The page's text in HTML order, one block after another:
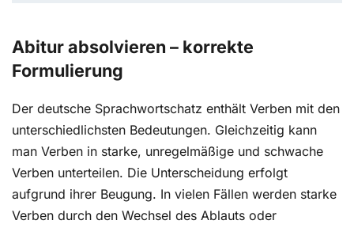
Abitur absolvieren – korrekte
Formulierung
Der deutsche Sprachwortschatz enthält Verben mit den
unterschiedlichsten Bedeutungen. Gleichzeitig kann
man Verben in starke, unregelmäßige und schwache
Verben unterteilen. Die Unterscheidung erfolgt
aufgrund ihrer Beugung. In vielen Fällen werden starke
Verben durch den Wechsel des Ablauts oder